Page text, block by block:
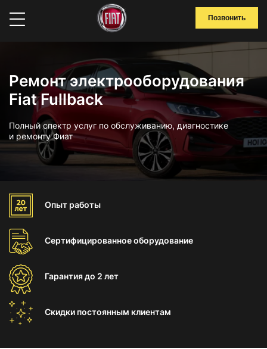
Позвонить
Ремонт электрооборудования
Fiat Fullback
Полный спектр услуг по обслуживанию, диагностике
и ремонту Фиат
Опыт работы
Сертифицированноеоборудование
Гарантиядо 2 лет
Скидки постоянным клиентам